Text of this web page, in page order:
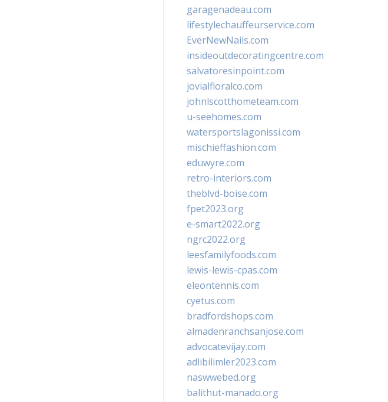
garagenadeau.com
lifestylechauffeurservice.com
EverNewNails.com
insideoutdecoratingcentre.com
salvatoresinpoint.com
jovialfloralco.com
johnlscotthometeam.com
u-seehomes.com
watersportslagonissi.com
mischieffashion.com
eduwyre.com
retro-interiors.com
theblvd-boise.com
fpet2023.org
e-smart2022.org
ngrc2022.org
leesfamilyfoods.com
lewis-lewis-cpas.com
eleontennis.com
cyetus.com
bradfordshops.com
almadenranchsanjose.com
advocatevijay.com
adlibilimler2023.com
naswwebed.org
balithut-manado.org